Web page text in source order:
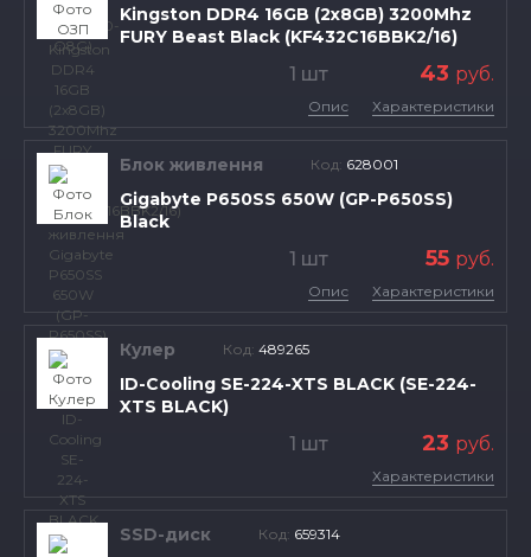
Kingston DDR4 16GB (2x8GB) 3200Mhz
FURY Beast Black (KF432C16BBK2/16)
1 шт 43 руб.
Опис Характеристики
Блок живлення Код: 628001
Gigabyte P650SS 650W (GP-P650SS)
Black
1 шт 55 руб.
Опис Характеристики
Кулер Код: 489265
ID-Cooling SE-224-XTS BLACK (SE-224-
XTS BLACK)
1 шт 23 руб.
Характеристики
SSD-диск Код: 659314